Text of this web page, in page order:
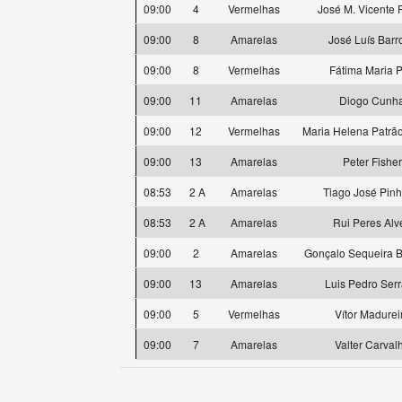
09:00 4 Vermelhas
José M. Vicente
09:00
8 Amarelas
José Luís
09:00
8 Vermelhas
Fátima Maria
09:00
11 Amarelas
Diogo
09:00
12 Vermelhas
Maria Helena
09:00
13 Amarelas
Peter Fisher
08:53
2 A Amarelas
Tiago José
08:53
2 A Amarelas
Rui Peres
09:00
2 Amarelas
Gonçalo Sequeira
09:00
13 Amarelas
Luis Pedro
09:00
5 Vermelhas
Vítor
09:00
7 Amarelas Valter